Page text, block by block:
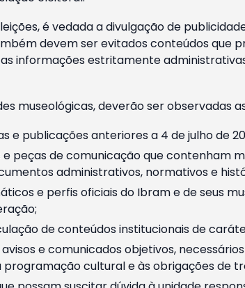
é vedada a divulgação de
devem ser evitados conteúdos que
informações estritamente
museológicas, deverão ser observadas
e publicações anteriores a 4 de julho de
peças de comunicação que contenham
administrativos, normativos e
e perfis oficiais do Ibram e de seus
de conteúdos institucionais de
e comunicados objetivos,
programação cultural e às obrigações de